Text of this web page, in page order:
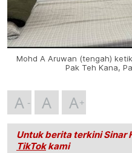
Mohd A Aruwan (tengah)
Pak Teh Kana,
A A A
Untuk berita terkini Sinar
TikTokkami